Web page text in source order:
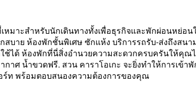
ะสำหรับนักเดินทางทั้งเพื่อธุรกิจและพักผ่อนหย่อน
บาย ห้องพักชั้นพิเศษ ซักแห้ง บริการรถรับ-ส่งถึงสน
ช้ได้ ห้องพักที่นี่สิ่งอำนวยความสะดวกครบครันให้คุณ
กาศ น้ำขวดฟรี. สวน คาราโอเกะ จะยิ่งทำให้การเข้
ท พร้อมตอบสนองความต้องการของคุณ